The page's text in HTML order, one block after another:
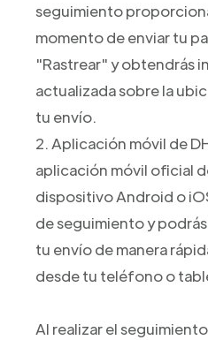
seguimiento
momento de enviar tu
"Rastrear" y obtendrás
actualizada sobre la
tu envío.
2. Aplicación móvil de
aplicación móvil oficial
dispositivo Android o
de seguimiento y
tu envío de manera
desde tu teléfono o
Al realizar el